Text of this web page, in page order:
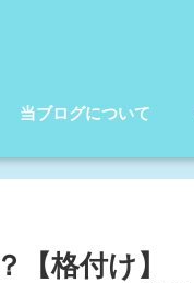
当ブログについて
格付け】